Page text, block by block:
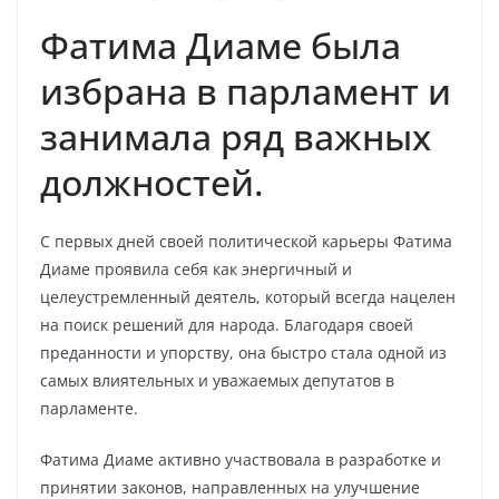
Фатима Диаме была
избрана в парламент и
занимала ряд важных
должностей.
С первых дней своей политической карьеры Фатима
Диаме проявила себя как энергичный и
целеустремленный деятель, который всегда нацелен
на поиск решений для народа. Благодаря своей
преданности и упорству, она быстро стала одной из
самых влиятельных и уважаемых депутатов в
парламенте.
Фатима Диаме активно участвовала в разработке и
принятии законов, направленных на улучшение